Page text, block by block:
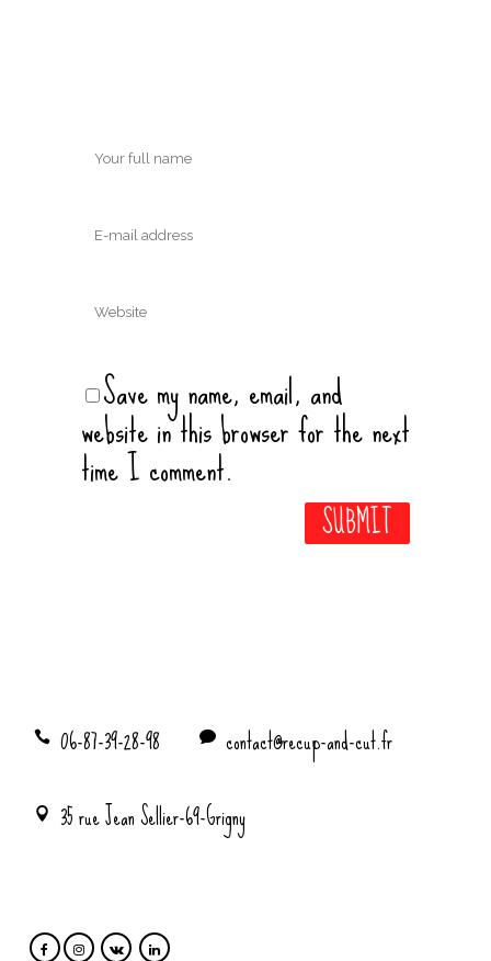
Save my name, email, and
website in this browser for the next
time I comment.
06-87-39-28-98
contact@recup-and-cut.fr
35 rue Jean Sellier-69-Grigny